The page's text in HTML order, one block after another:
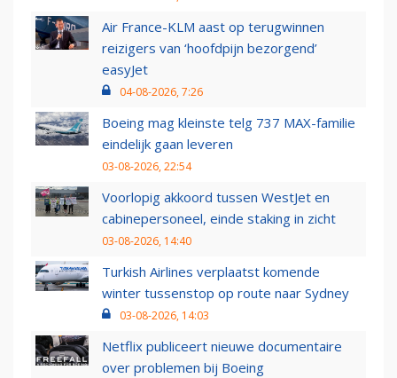
Air France-KLM aast op terugwinnen
reizigers van ‘hoofdpijn bezorgend’
easyJet
04-08-2026, 7:26
Boeing mag kleinste telg 737 MAX-familie
eindelijk gaan leveren
03-08-2026, 22:54
Voorlopig akkoord tussen WestJet en
cabinepersoneel, einde staking in zicht
03-08-2026, 14:40
Turkish Airlines verplaatst komende
winter tussenstop op route naar Sydney
03-08-2026, 14:03
Netflix publiceert nieuwe documentaire
over problemen bij Boeing